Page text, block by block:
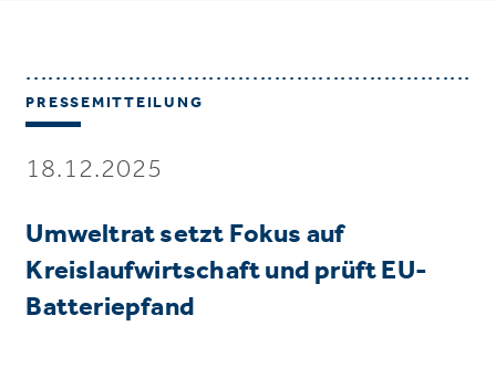
PRESSEMITTEILUNG
18.12.2025
Umweltrat setzt Fokus auf
Kreislaufwirtschaft und prüft EU-
Batteriepfand